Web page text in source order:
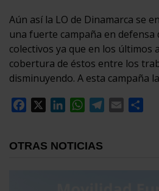
Aún así la LO de Dinamarca se
una fuerte campaña en defensa
colectivos ya que en los últimos
cobertura de éstos entre los
disminuyendo. A esta campaña
Facebook
LinkedInWhatsApp
Telegram
Email
OTRAS NOTICIAS